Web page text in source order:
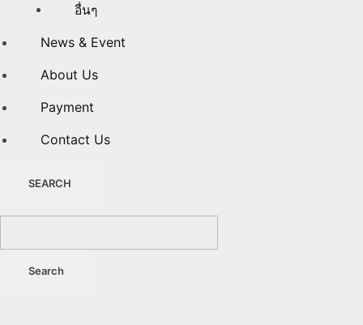
อื่นๆ
News & Event
About Us
Payment
Contact Us
SEARCH